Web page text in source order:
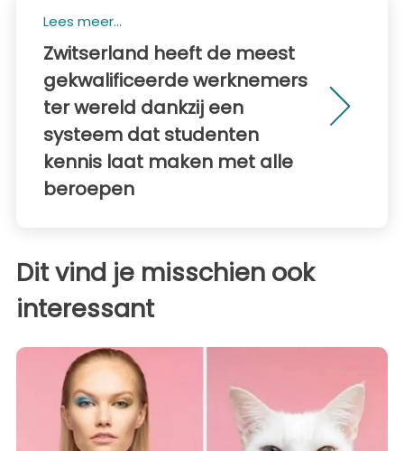
Lees meer...
Zwitserland heeft de meest
gekwalificeerde werknemers
ter wereld dankzij een
systeem dat studenten
kennis laat maken met alle
beroepen
Dit vind je misschien ook
interessant